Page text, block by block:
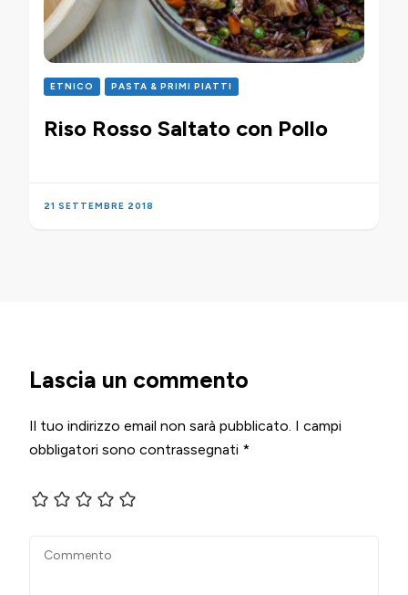
ETNICO PASTA & PRIMI PIATTI
Riso Rosso Saltato con Pollo
21 SETTEMBRE 2018
Lascia un commento
Il tuo indirizzo email non sarà pubblicato. I campi
obbligatori sono contrassegnati *